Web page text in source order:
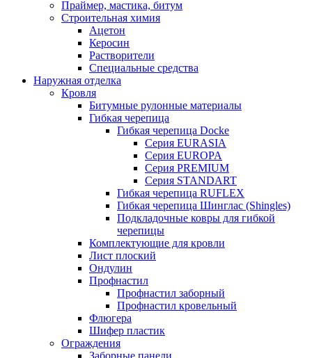
Праймер, мастика, битум
Строительная химия
Ацетон
Керосин
Растворители
Специальные средства
Наружная отделка
Кровля
Битумные рулонные материалы
Гибкая черепица
Гибкая черепица Docke
Серия EURASIA
Серия EUROPA
Серия PREMIUM
Серия STANDART
Гибкая черепица RUFLEX
Гибкая черепица Шинглас (Shingles)
Подкладочные ковры для гибкой
черепицы
Комплектующие для кровли
Лист плоский
Ондулин
Профнастил
Профнастил заборный
Профнастил кровельный
Флюгера
Шифер пластик
Ограждения
Заборные панели